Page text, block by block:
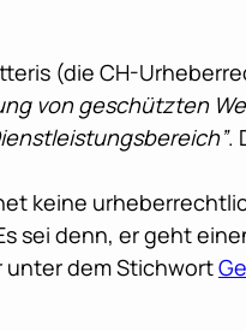
(die CH-
von geschützten
.
keine
sei denn, er geht
unter dem Stichwort